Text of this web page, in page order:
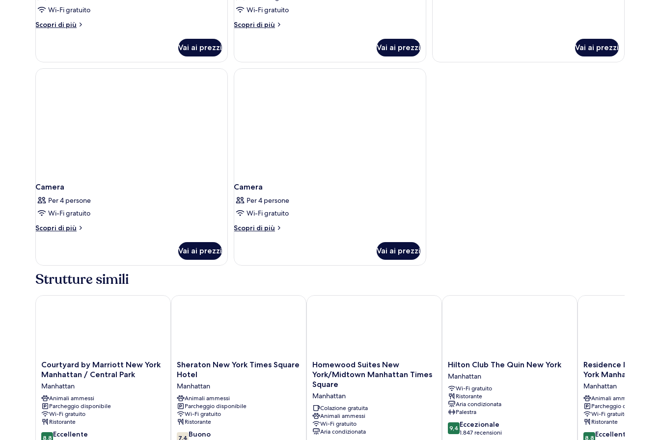
vista
parco
Wi-Fi gratuito
Scopri di più
Altri
2
letti
matrimoniali,
Vai ai prezzi
vista
fiume
Wi-Fi gratuito
Scopri di più
Altri
1
letto
king,
Vai ai prezzi Vai ai prezzi
Camera
Per 4 persone
Wi-Fi gratuito
Scopri di più
Altri
Vai ai prezzi
Camera
Per 4 persone
Wi-Fi gratuito
Scopri di più
Altri
Vai ai prezzi
Strutture simili
Courtyard
by
New
York
Manhattan
/
Central
Park
Courtyard by Marriott New York
Manhattan / Central Park
Manhattan
Animali ammessi
Parcheggio disponibile
Wi-Fi gratuito
Ristorante
8.8
8,8 Eccellente
Courtyard by Marriott New York Manhattan / Central Park
Sheraton
New
Times
Square
Hotel
Manhattan
Sheraton New York Times Square
Hotel
Manhattan
Animali ammessi
Parcheggio disponibile
Wi-Fi gratuito
Ristorante
7.4
7,4 Buono
Sheraton New York Times Square Hotel
Homewood
Suites
New
York/Midtown
Manhattan
Times
Square
Manhattan
Homewood Suites New
York/Midtown Manhattan Times
Square
Manhattan
Colazione gratuita
Animali ammessi
Wi-Fi gratuito
Aria condizionata
Homewood Suites New York/Midtown Manhattan Times Square
Hilton
Club
The
Quin
New
York
Manhattan
Hilton Club The Quin New York
Manhattan
Wi-Fi gratuito
Ristorante
Aria condizionata
Palestra
9.4
su
9,4 Eccezionale
1.847 recensioni
Hilton Club The Quin New York
Residence
Inn
Marriott
New
York
Manhattan/Times
Square
Manhattan
Residence Inn by
York Manhattan/
Manhattan
Animali ammessi
Parcheggio disponibile
Wi-Fi gratuito
Ristorante
8.8
8,8 Eccellente
Residence Inn by